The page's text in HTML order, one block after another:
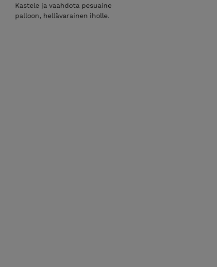
Kastele ja vaahdota pesuaine
palloon, hellävarainen iholle.